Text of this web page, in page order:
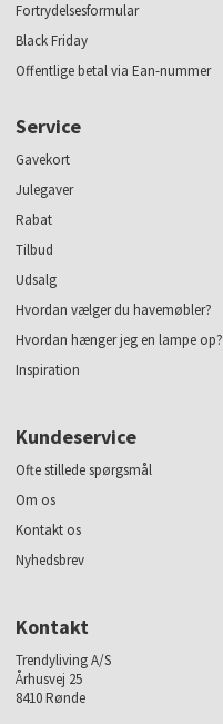
Fortrydelsesformular
Black Friday
Offentlige betal via Ean-nummer
Service
Gavekort
Julegaver
Rabat
Tilbud
Udsalg
Hvordan vælger du havemøbler?
Hvordan hænger jeg en lampe op?
Inspiration
Kundeservice
Ofte stillede spørgsmål
Om os
Kontakt os
Nyhedsbrev
Kontakt
Trendyliving A/S
Århusvej 25
8410 Rønde